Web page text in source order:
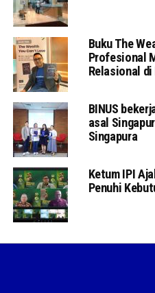
Buku The
Profesional
Relasional di
BINUS
asal
Singapura
Ketum IPI
Penuhi